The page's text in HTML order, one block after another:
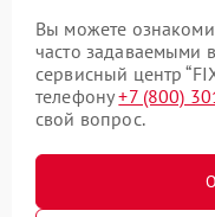
Вы можете
часто задаваемыми
сервисный центр
телефону+7 (800)
свой вопрос.